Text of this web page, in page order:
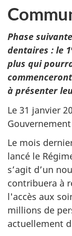
Phase
dentaires : le 1
plus qui
à présenter
Le 31 janvier
Le mois
lancé le
s’agit d’un
contribuera à
l'accès aux
millions de
actuellement